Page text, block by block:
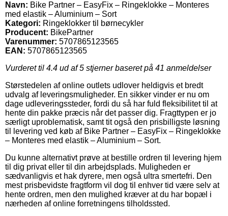
Navn: Bike Partner – EasyFix – Ringeklokke – Monteres
med elastik – Aluminium – Sort
Kategori: Ringeklokker til børnecykler
Producent: BikePartner
Varenummer: 5707865123565
EAN: 5707865123565
Vurderet til 4.4 ud af 5 stjerner baseret på 41 anmeldelser
Størstedelen af online outlets udlover heldigvis et bredt
udvalg af leveringsmuligheder. En sikker vinder er nu om
dage udleveringssteder, fordi du så har fuld fleksibilitet til at
hente din pakke præcis når det passer dig. Fragttypen er jo
særligt uproblematisk, samt tit også den prisbilligste løsning
til levering ved køb af Bike Partner – EasyFix – Ringeklokke
– Monteres med elastik – Aluminium – Sort.
Du kunne alternativt prøve at bestille ordren til levering hjem
til dig privat eller til din arbejdsplads. Muligheden er
sædvanligvis et hak dyrere, men også ultra smertefri. Den
mest prisbevidste fragtform vil dog til enhver tid være selv at
hente ordren, men den mulighed kræver at du har bopæl i
nærheden af online forretningens tilholdssted.